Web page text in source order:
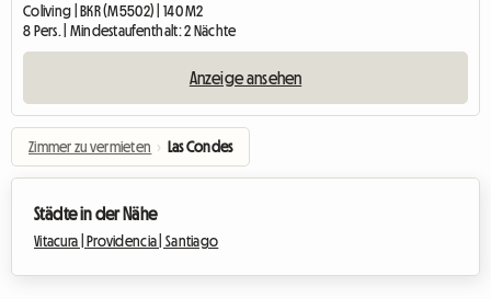
Coliving | BKR (M5502) | 140 M2
8 Pers. | Mindestaufenthalt: 2 Nächte
Anzeige ansehen
Zimmer zu vermieten › Las Condes
Städte in der Nähe
Vitacura | Providencia |Santiago